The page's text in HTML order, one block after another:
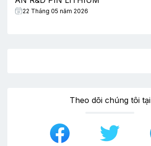
22 Tháng 05 năm 2026
Theo dõi chúng tôi tại